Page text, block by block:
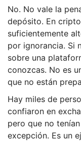
No. No vale la
depósito. En
suficientemente
por ignorancia. Si
sobre una
conozcas. No es
que no están
Hay miles de
confiaron en
pero que no
excepción. Es un